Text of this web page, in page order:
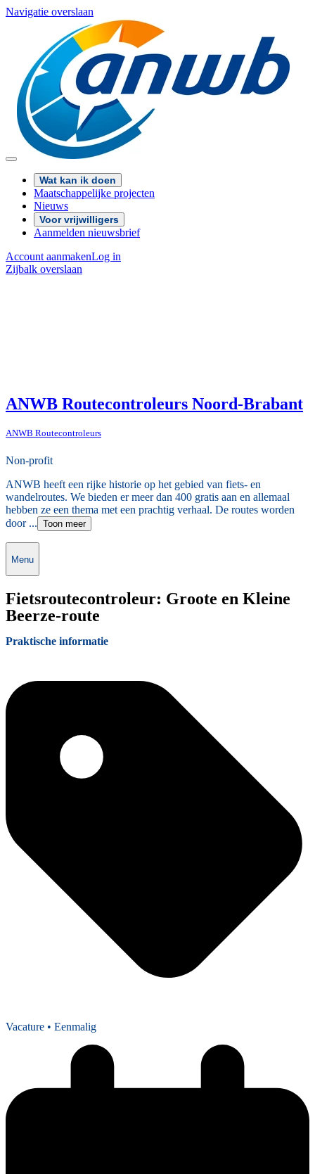
Navigatie overslaan
Wat kan ik doen
Maatschappelijke projecten
Nieuws
Voor vrijwilligers
Aanmelden nieuwsbrief
Account aanmakenLog in
Zijbalk overslaan
ANWB Routecontroleurs Noord-Brabant
ANWB Routecontroleurs
Non-profit
ANWB heeft een rijke historie op het gebied van fiets- en
wandelroutes. We bieden er meer dan 400 gratis aan en allemaal
hebben ze een thema met een prachtig verhaal. De routes worden
door ... Toon meer
Menu
Fietsroutecontroleur: Groote en Kleine
Beerze-route
Praktische informatie
Vacature • Eenmalig